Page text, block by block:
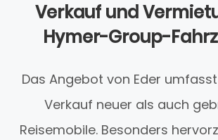
Verkauf und
Hymer-Group-
Das Angebot von Eder
Verkauf neuer als auch
Reisemobile. Besonders